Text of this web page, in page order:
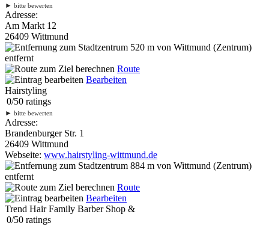
► bitte bewerten
Adresse:
Am Markt 12
26409 Wittmund
520 m von Wittmund (Zentrum)
entfernt
Route
Bearbeiten
Hairstyling
0/50 ratings
► bitte bewerten
Adresse:
Brandenburger Str. 1
26409 Wittmund
Webseite: www.hairstyling-wittmund.de
884 m von Wittmund (Zentrum)
entfernt
Route
Bearbeiten
Trend Hair Family Barber Shop &
0/50 ratings